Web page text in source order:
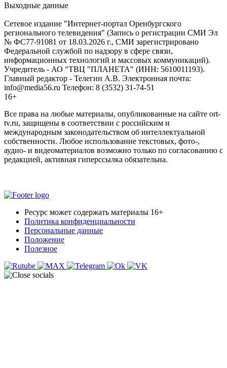
Выходные данные
Сетевое издание "Интернет-портал Оренбургского
регионального телевидения" (Запись о регистрации СМИ Эл
№ ФС77-91081 от 18.03.2026 г., СМИ зарегистрировано
Федеральной службой по надзору в сфере связи,
информационных технологий и массовых коммуникаций).
Учредитель - АО "ТВЦ "ПЛАНЕТА" (ИНН: 5610011193).
Главный редактор - Телегин А.В. Электронная почта:
info@media56.ru Телефон: 8 (3532) 31-74-51
16+
Все права на любые материалы, опубликованные на сайте ort-
tv.ru, защищены в соответствии с российским и
международным законодательством об интеллектуальной
собственности. Любое использование текстовых, фото-,
аудио- и видеоматериалов возможно только по согласованию с
редакцией, активная гиперссылка обязательна.
Ресурс может содержать материалы 16+
Политика конфиденциальности
Персональные данные
Положение
Полезное